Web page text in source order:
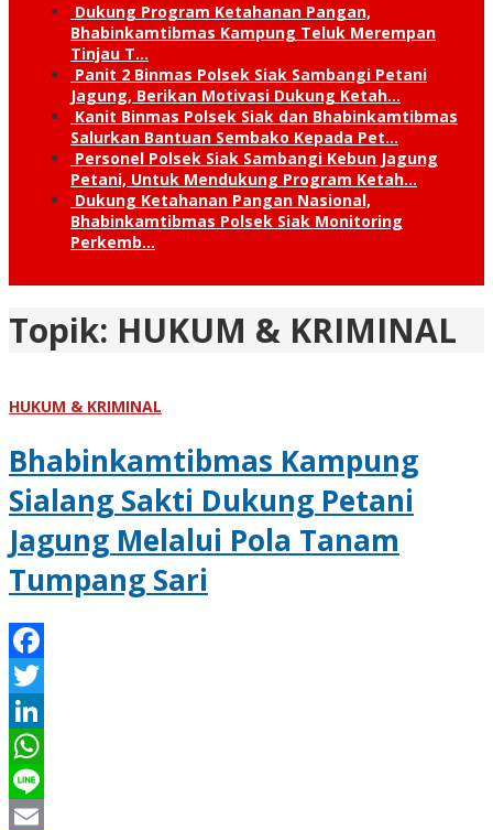
Dukung Program Ketahanan Pangan,
Bhabinkamtibmas Kampung Teluk Merempan
Tinjau T…
Panit 2 Binmas Polsek Siak Sambangi Petani
Jagung, Berikan Motivasi Dukung Ketah…
Kanit Binmas Polsek Siak dan Bhabinkamtibmas
Salurkan Bantuan Sembako Kepada Pet…
Personel Polsek Siak Sambangi Kebun Jagung
Petani, Untuk Mendukung Program Ketah…
Dukung Ketahanan Pangan Nasional,
Bhabinkamtibmas Polsek Siak Monitoring
Perkemb…
Topik: HUKUM & KRIMINAL
HUKUM & KRIMINAL
Bhabinkamtibmas Kampung
Sialang Sakti Dukung Petani
Jagung Melalui Pola Tanam
Tumpang Sari
Facebook
Twitter
LinkedIn
WhatsApp
Line